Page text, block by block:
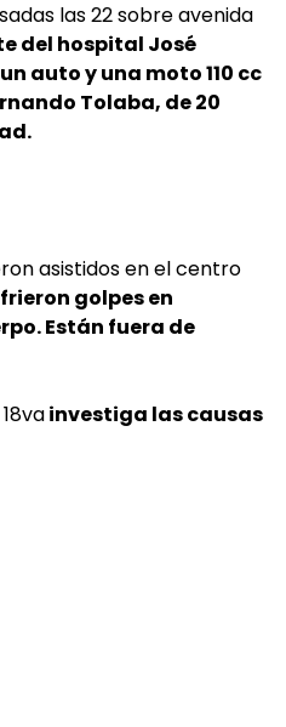
las 22 sobre avenida
del hospital José
auto y una moto 110 cc
Tolaba, de 20
asistidos en el centro
golpes en
Están fuera de
investiga las causas